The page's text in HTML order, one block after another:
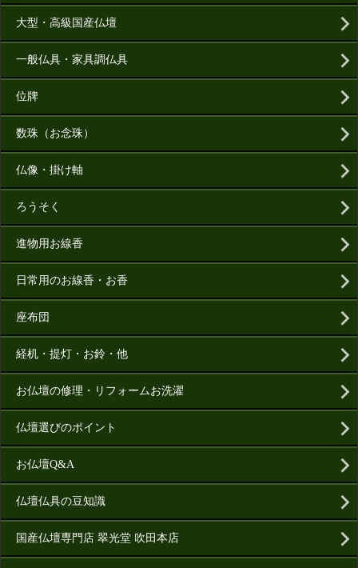
大型・高級国産仏壇
一般仏具・家具調仏具
位牌
数珠（お念珠）
仏像・掛け軸
ろうそく
進物用お線香
日常用のお線香・お香
座布団
経机・提灯・お鈴・他
お仏壇の修理・リフォームお洗濯
仏壇選びのポイント
お仏壇Q&A
仏壇仏具の豆知識
国産仏壇専門店 翠光堂 吹田本店